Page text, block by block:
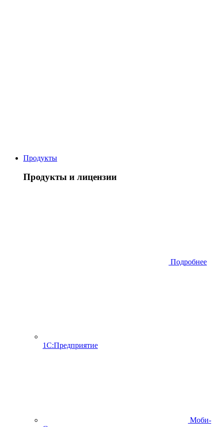
Продукты
Продукты и лицензии
Подробнее
1С:Предприятие
Моби-